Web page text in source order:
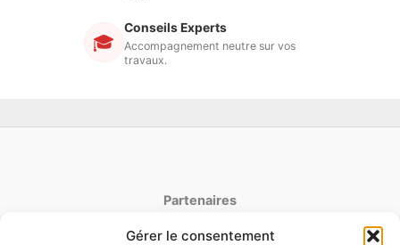
Gérer le consentement
🎓
Conseils Experts
Accompagnement neutre sur vos
travaux.
Partenaires